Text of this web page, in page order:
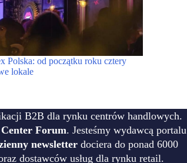
Polska: od początku roku cztery
lokale
B2B dla rynku centrów handlowych.
Forum. Jesteśmy wydawcą portalu
newsletter dociera do ponad 6000
dostawców usług dla rynku retail.